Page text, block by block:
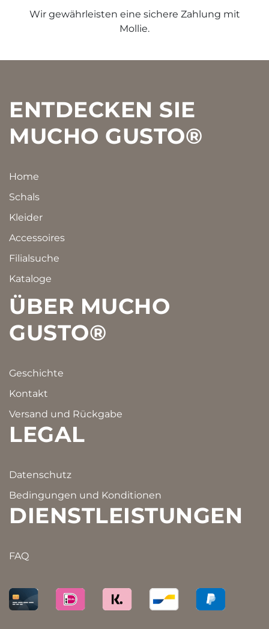
Wir gewährleisten eine sichere Zahlung mit
Mollie.
Footer
ENTDECKEN SIE
MUCHO GUSTO®
Home
Schals
Kleider
Accessoires
Filialsuche
Kataloge
ÜBER MUCHO
GUSTO®
Geschichte
Kontakt
Versand und Rückgabe
LEGAL
Datenschutz
Bedingungen und Konditionen
DIENSTLEISTUNGEN
FAQ